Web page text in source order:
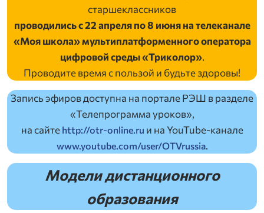
старшеклассников
проводились c 22 апреля по 8 июня на телеканале
«Моя школа» мультиплатформенного оператора
цифровой среды «Триколор».
Проводите время с пользой и будьте здоровы!
Запись эфиров доступна на портале РЭШ в разделе
«Телепрограмма уроков»,
на сайте http://otr-online.ru и на YouTube-канале
www.youtube.com/user/OTVrussia.
Модели дистанционного
образования